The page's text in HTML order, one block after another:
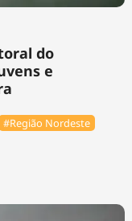
do
e
#Região Nordeste